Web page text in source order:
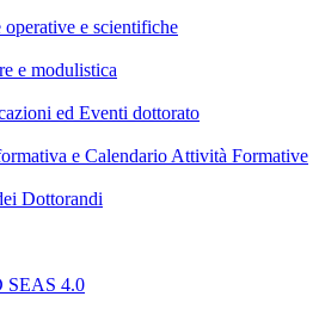
operative e scientifiche
e modulistica
ed Eventi dottorato
e Calendario Attività Formative
Dottorandi
SEAS 4.0